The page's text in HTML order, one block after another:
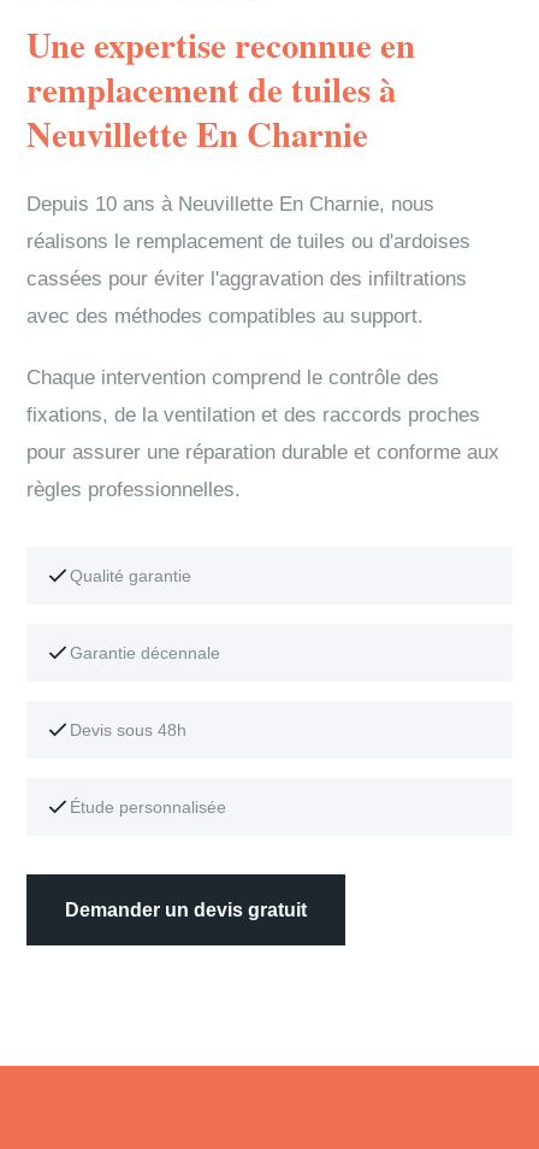
Une expertise reconnue en
remplacement de tuiles à
Neuvillette En Charnie
Depuis 10 ans à Neuvillette En Charnie, nous
réalisons le remplacement de tuiles ou d'ardoises
cassées pour éviter l'aggravation des infiltrations
avec des méthodes compatibles au support.
Chaque intervention comprend le contrôle des
fixations, de la ventilation et des raccords proches
pour assurer une réparation durable et conforme aux
règles professionnelles.
Qualité garantie
Garantie décennale
Devis sous 48h
Étude personnalisée
Demander un devis gratuit